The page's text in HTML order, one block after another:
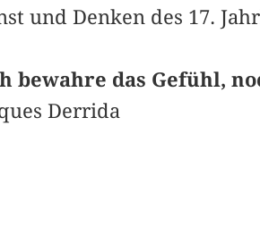
und Denken des 17.
bewahre das Gefühl,
Derrida